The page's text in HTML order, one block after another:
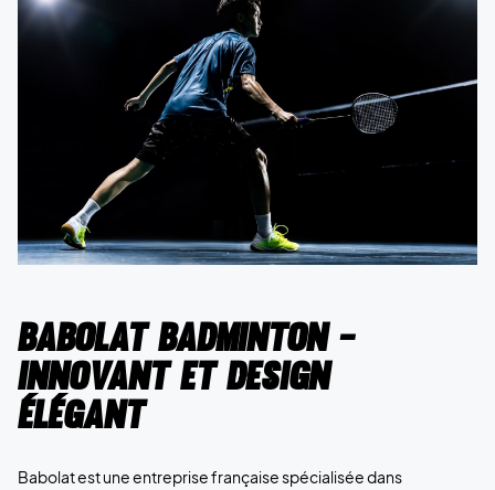
Babolat Badminton -
innovant et design
élégant
Babolat est une entreprise française spécialisée dans